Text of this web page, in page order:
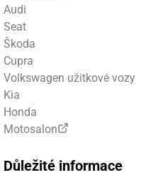
Audi
Seat
Škoda
Cupra
Volkswagen užitkové vozy
Kia
Honda
Motosalon
Důležité informace